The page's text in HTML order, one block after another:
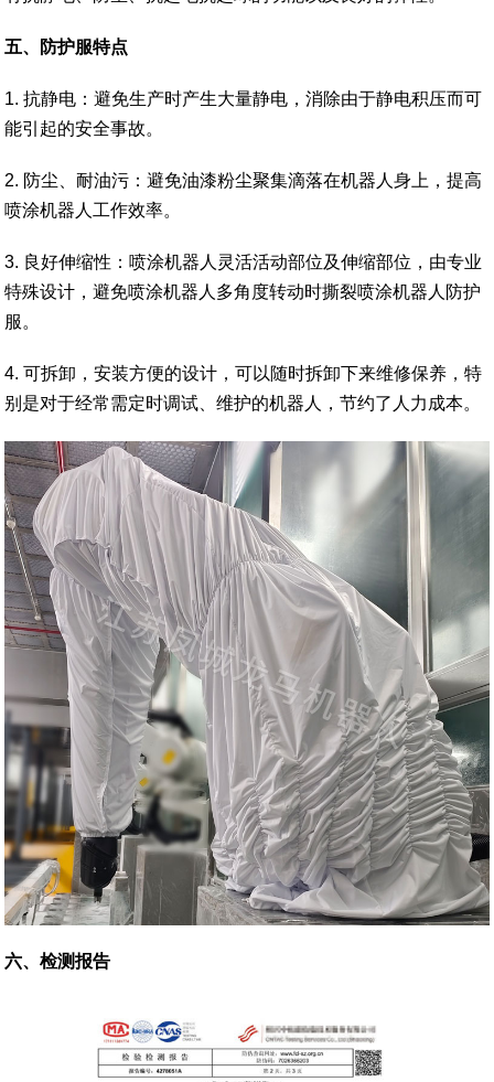
五、防护服特点
1. 抗静电：避免生产时产生大量静电，消除由于静电积压而可
能引起的安全事故。
2. 防尘、耐油污：避免油漆粉尘聚集滴落在机器人身上，提高
喷涂机器人工作效率。
3. 良好伸缩性：喷涂机器人灵活活动部位及伸缩部位，由专业
特殊设计，避免喷涂机器人多角度转动时撕裂喷涂机器人防护
服。
4. 可拆卸，安装方便的设计，可以随时拆卸下来维修保养，特
别是对于经常需定时调试、维护的机器人，节约了人力成本。
六、检测报告